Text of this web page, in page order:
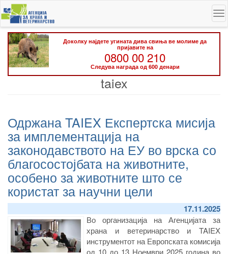
Skip
to
main
content
Доколку најдете угината дива свиња ве молиме да
пријавите на
0800 00 210
Следува награда од 600 денари
taiex
Одржана TAIEX Експертска мисија
за имплементација на
законодавството на ЕУ во врска со
благосостојбата на животните,
особено за животните што се
користат за научни цели
17.11.2025
Во организација на Агенцијата за
храна и ветеринарство и TAIEX
инструментот на Европската комисија
од 10 до 13 Ноември 2025 година во